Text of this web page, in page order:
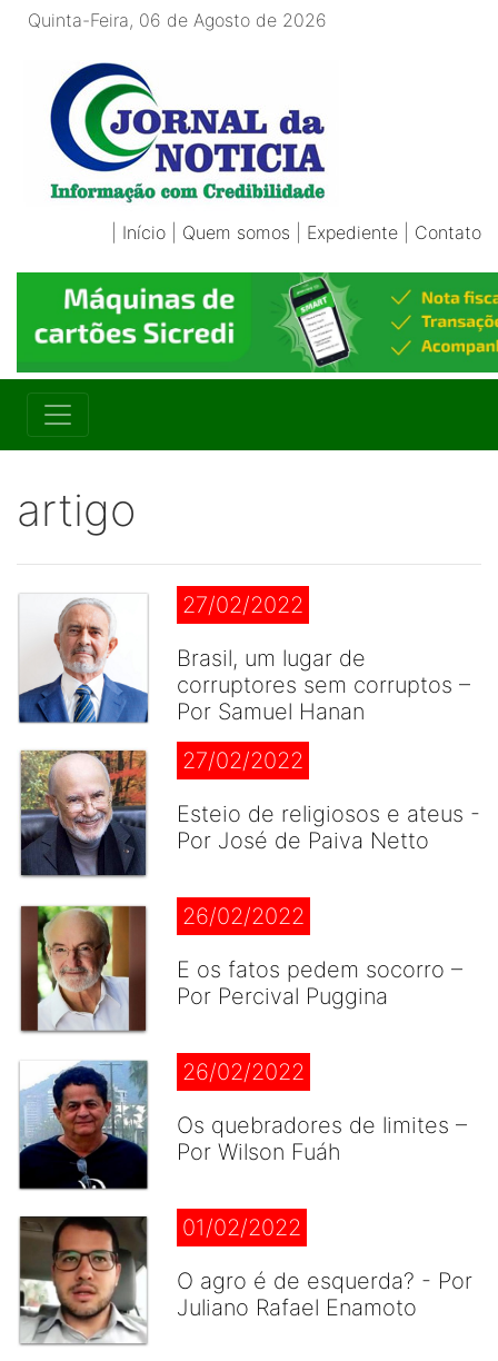
Quinta-Feira, 06 de Agosto de 2026
Início Quem somos Expediente Contato
artigo
27/02/2022
Brasil, um lugar de
corruptores sem corruptos –
Por Samuel Hanan
27/02/2022
Esteio de religiosos e ateus -
Por José de Paiva Netto
26/02/2022
E os fatos pedem socorro –
Por Percival Puggina
26/02/2022
Os quebradores de limites –
Por Wilson Fuáh
01/02/2022
O agro é de esquerda? - Por
Juliano Rafael Enamoto